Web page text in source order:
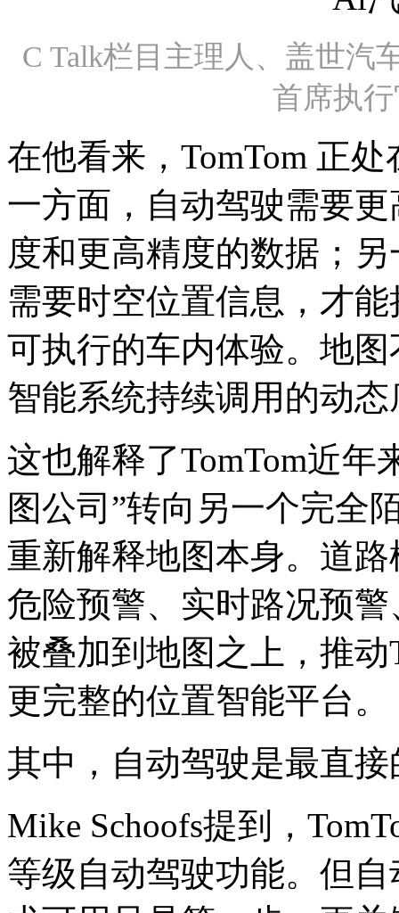
C Talk栏目主理人、盖世汽
首席执行
在他看来，TomTom 正
一方面，自动驾驶需要
度和更高精度的数据；
需要时空位置信息，才
可执行的车内体验。地
智能系统持续调用的动态
这也解释了TomTom近年
图公司”转向另一个完全
重新解释地图本身。道
危险预警、实时路况预
被叠加到地图之上，推
更完整的位置智能平台。
其中，自动驾驶是最直
Mike Schoofs提到，
等级自动驾驶功能。但